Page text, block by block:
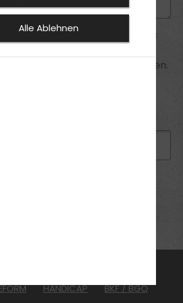
Datenschutzhinweise
zur Kenntnis
mit ihnen einverstanden.
kann ich jederzeit widerrufen.
*:
HANDICAP
BKF / BGQ
Alle Ablehnen